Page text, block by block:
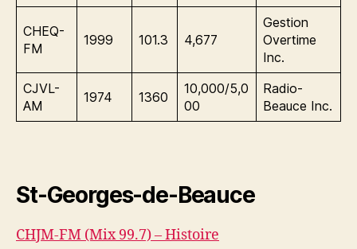
CHEQ-
FM
1999 101.3 4,677
Gestion
Overtime
Inc.
CJVL-
AM
1974 1360
10,000/5,0
00
Radio-
Beauce Inc.
St-Georges-de-Beauce
CHJM-FM (Mix 99.7) – Histoire